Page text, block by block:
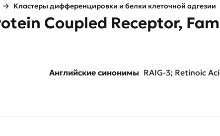
Кластеры дифференцировки и белки клеточной адгезии
Coupled Receptor,
Английские синонимы RAIG-3; Retinoic